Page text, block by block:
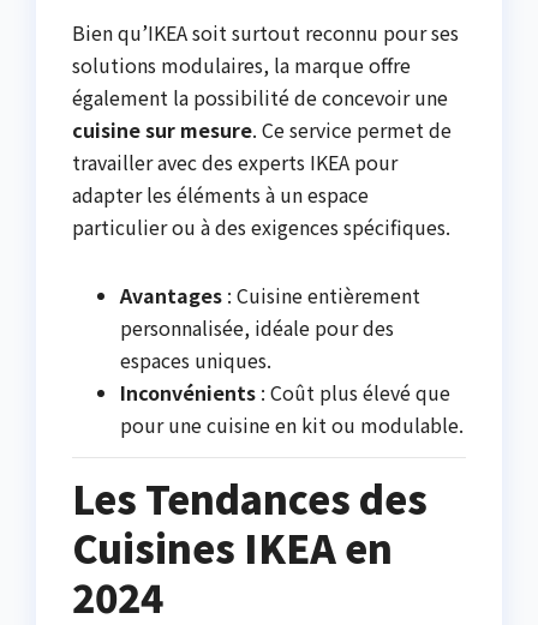
Bien qu’IKEA soit surtout reconnu pour ses
solutions modulaires, la marque offre
également la possibilité de concevoir une
cuisine sur mesure. Ce service permet de
travailler avec des experts IKEA pour
adapter les éléments à un espace
particulier ou à des exigences spécifiques.
Avantages : Cuisine entièrement
personnalisée, idéale pour des
espaces uniques.
Inconvénients : Coût plus élevé que
pour une cuisine en kit ou modulable.
Les Tendances des
Cuisines IKEA en
2024